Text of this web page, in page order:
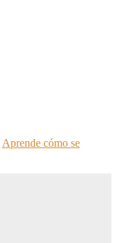
Aprende cómo se